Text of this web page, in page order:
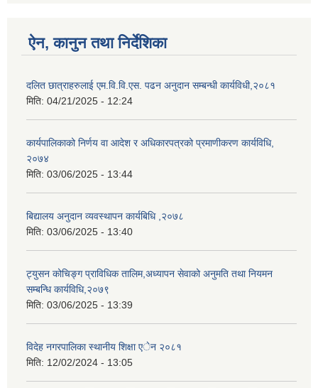
ऐन, कानुन तथा निर्देशिका
दलित छात्राहरुलाई एम.वि.वि.एस. पढन अनुदान सम्बन्धी कार्यविधी,२०८१
मिति: 04/21/2025 - 12:24
कार्यपालिकाको निर्णय वा आदेश र अधिकारपत्रको प्रमाणीकरण कार्यविधि,
२०७४
मिति: 03/06/2025 - 13:44
बिद्यालय अनुदान व्यवस्थापन कार्यबिधि ,२०७८
मिति: 03/06/2025 - 13:40
ट्युसन कोचिङ्ग प्राविधिक तालिम,अध्यापन सेवाको अनुमति तथा नियमन
सम्बन्धि कार्यविधि,२०७९
मिति: 03/06/2025 - 13:39
विदेह नगरपालिका स्थानीय शिक्षा एेन २०८१
मिति: 12/02/2024 - 13:05